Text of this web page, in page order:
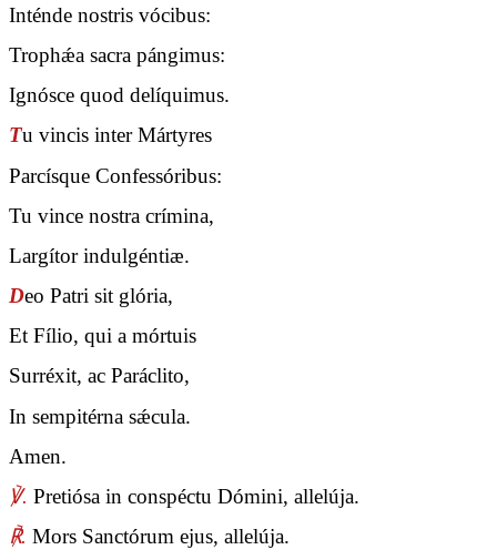
Inténde nostris vócibus:
Trophǽa sacra pángimus:
Ignósce quod delíquimus.
Tu vincis inter Mártyres
Parcísque Confessóribus:
Tu vince nostra crímina,
Largítor indulgéntiæ.
Deo Patri sit glória,
Et Fílio, qui a mórtuis
Surréxit, ac Paráclito,
In sempitérna sǽcula.
Amen.
℣. Pretiósa in conspéctu Dómini, allelúja.
℟. Mors Sanctórum ejus, allelúja.